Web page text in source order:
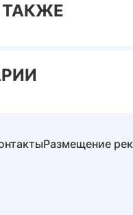
Размещение